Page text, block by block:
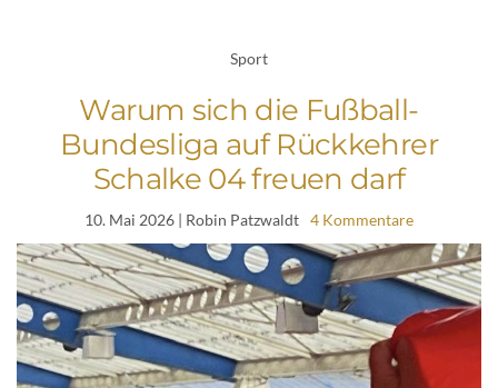
Sport
Warum sich die Fußball-
Bundesliga auf Rückkehrer
Schalke 04 freuen darf
10. Mai 2026 | Robin Patzwaldt 4 Kommentare